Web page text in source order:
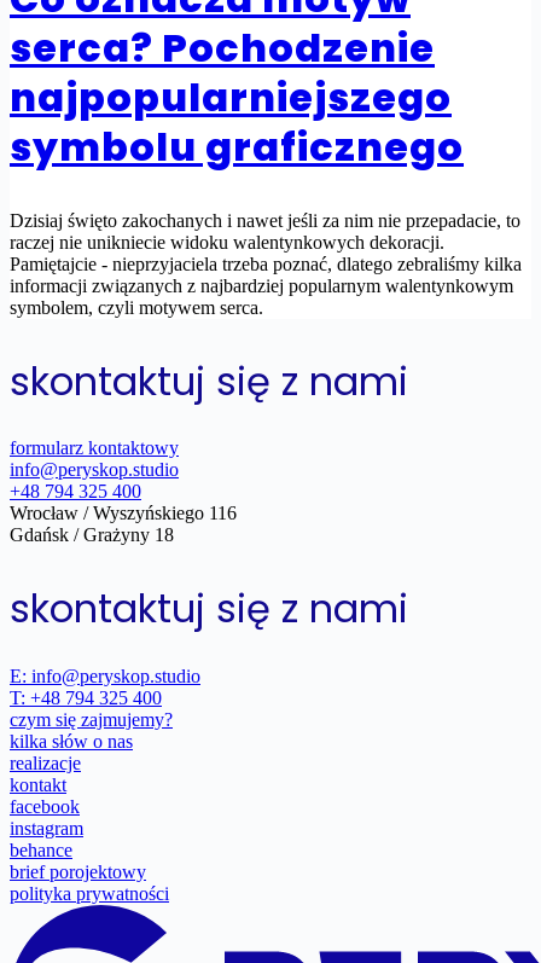
serca? Pochodzenie
najpopularniejszego
symbolu graficznego
Dzisiaj święto zakochanych i nawet jeśli za nim nie przepadacie, to
raczej nie unikniecie widoku walentynkowych dekoracji.
Pamiętajcie - nieprzyjaciela trzeba poznać, dlatego zebraliśmy kilka
informacji związanych z najbardziej popularnym walentynkowym
symbolem, czyli motywem serca.
skontaktuj się z nami
formularz kontaktowy
info@peryskop.studio
+48 794 325 400
Wrocław / Wyszyńskiego 116
Gdańsk / Grażyny 18
skontaktuj się z nami
E: info@peryskop.studio
T: +48 794 325 400
czym się zajmujemy?
kilka słów o nas
realizacje
kontakt
facebook
instagram
behance
brief porojektowy
polityka prywatności